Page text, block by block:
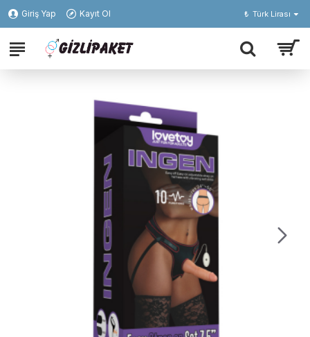
Giriş Yap Kayıt Ol ₺ Türk Lirası